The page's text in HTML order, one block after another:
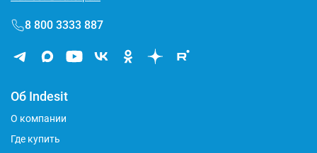
8 800 3333 887
Об Indesit
О компании
Где купить